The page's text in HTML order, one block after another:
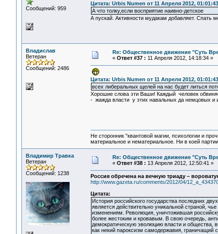
Сообщений: 959
Цитата: Urbis Numen от 11 Апреля 2012, 01:01:43
А что толку,если восприятие наивно-детское
А пускай. Активности мудакам добавляет. Спать
Владислав
Ветеран
Сообщений: 2486
Re: Общественное движение "Суть
« Ответ #37 : 11 Апреля 2012, 14:18:34 »
Цитата: Urbis Numen от 11 Апреля 2012, 01:01:43
всех либеральных щелей на нас будет литься
Хорошие слова эти Ваши! Каждый человек
- жажда власти у этих навальных да немцовых
Не сторонник "квантовой магии, психологии и
материальное и нематериальное. Ни в коей
Владимир Травка
Ветеран
Сообщений: 1238
Re: Общественное движение "Суть
« Ответ #38 : 13 Апреля 2012, 12:50:41 »
Россия обречена на вечную триаду –
http://www.gazeta.ru/comments/2012/04/
Цитата:
История российского государства последних
является действительно уникальной страной,
изменениям. Революция, уничтожившая
более жестоким и кровавым. В свою очередь,
демократическую эволюцию власти и общества,
как некий пароксизм самодержавия, граничащий